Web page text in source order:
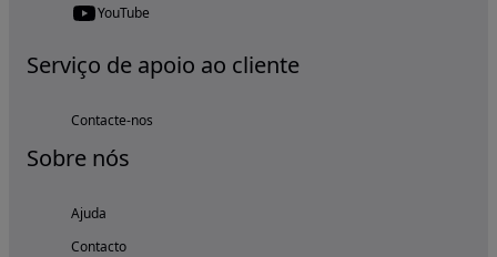
YouTube
Serviço de apoio ao cliente
Contacte-nos
Sobre nós
Ajuda
Contacto